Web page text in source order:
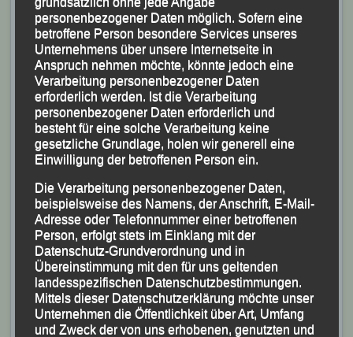
Fabian Probst bei der Zielankunft
personenbezogener Daten möglich. Sofern eine
betroffene Person besondere Services unseres
Unternehmens über unsere Internetseite in
Anspruch nehmen möchte, könnte jedoch eine
Verarbeitung personenbezogener Daten
erforderlich werden. Ist die Verarbeitung
personenbezogener Daten erforderlich und
besteht für eine solche Verarbeitung keine
gesetzliche Grundlage, holen wir generell eine
Einwilligung der betroffenen Person ein.
Die Verarbeitung personenbezogener Daten,
beispielsweise des Namens, der Anschrift, E-Mail-
Adresse oder Telefonnummer einer betroffenen
Person, erfolgt stets im Einklang mit der
Datenschutz-Grundverordnung und in
Übereinstimmung mit den für uns geltenden
landesspezifischen Datenschutzbestimmungen.
Mittels dieser Datenschutzerklärung möchte unser
Unternehmen die Öffentlichkeit über Art, Umfang
und Zweck der von uns erhobenen, genutzten und